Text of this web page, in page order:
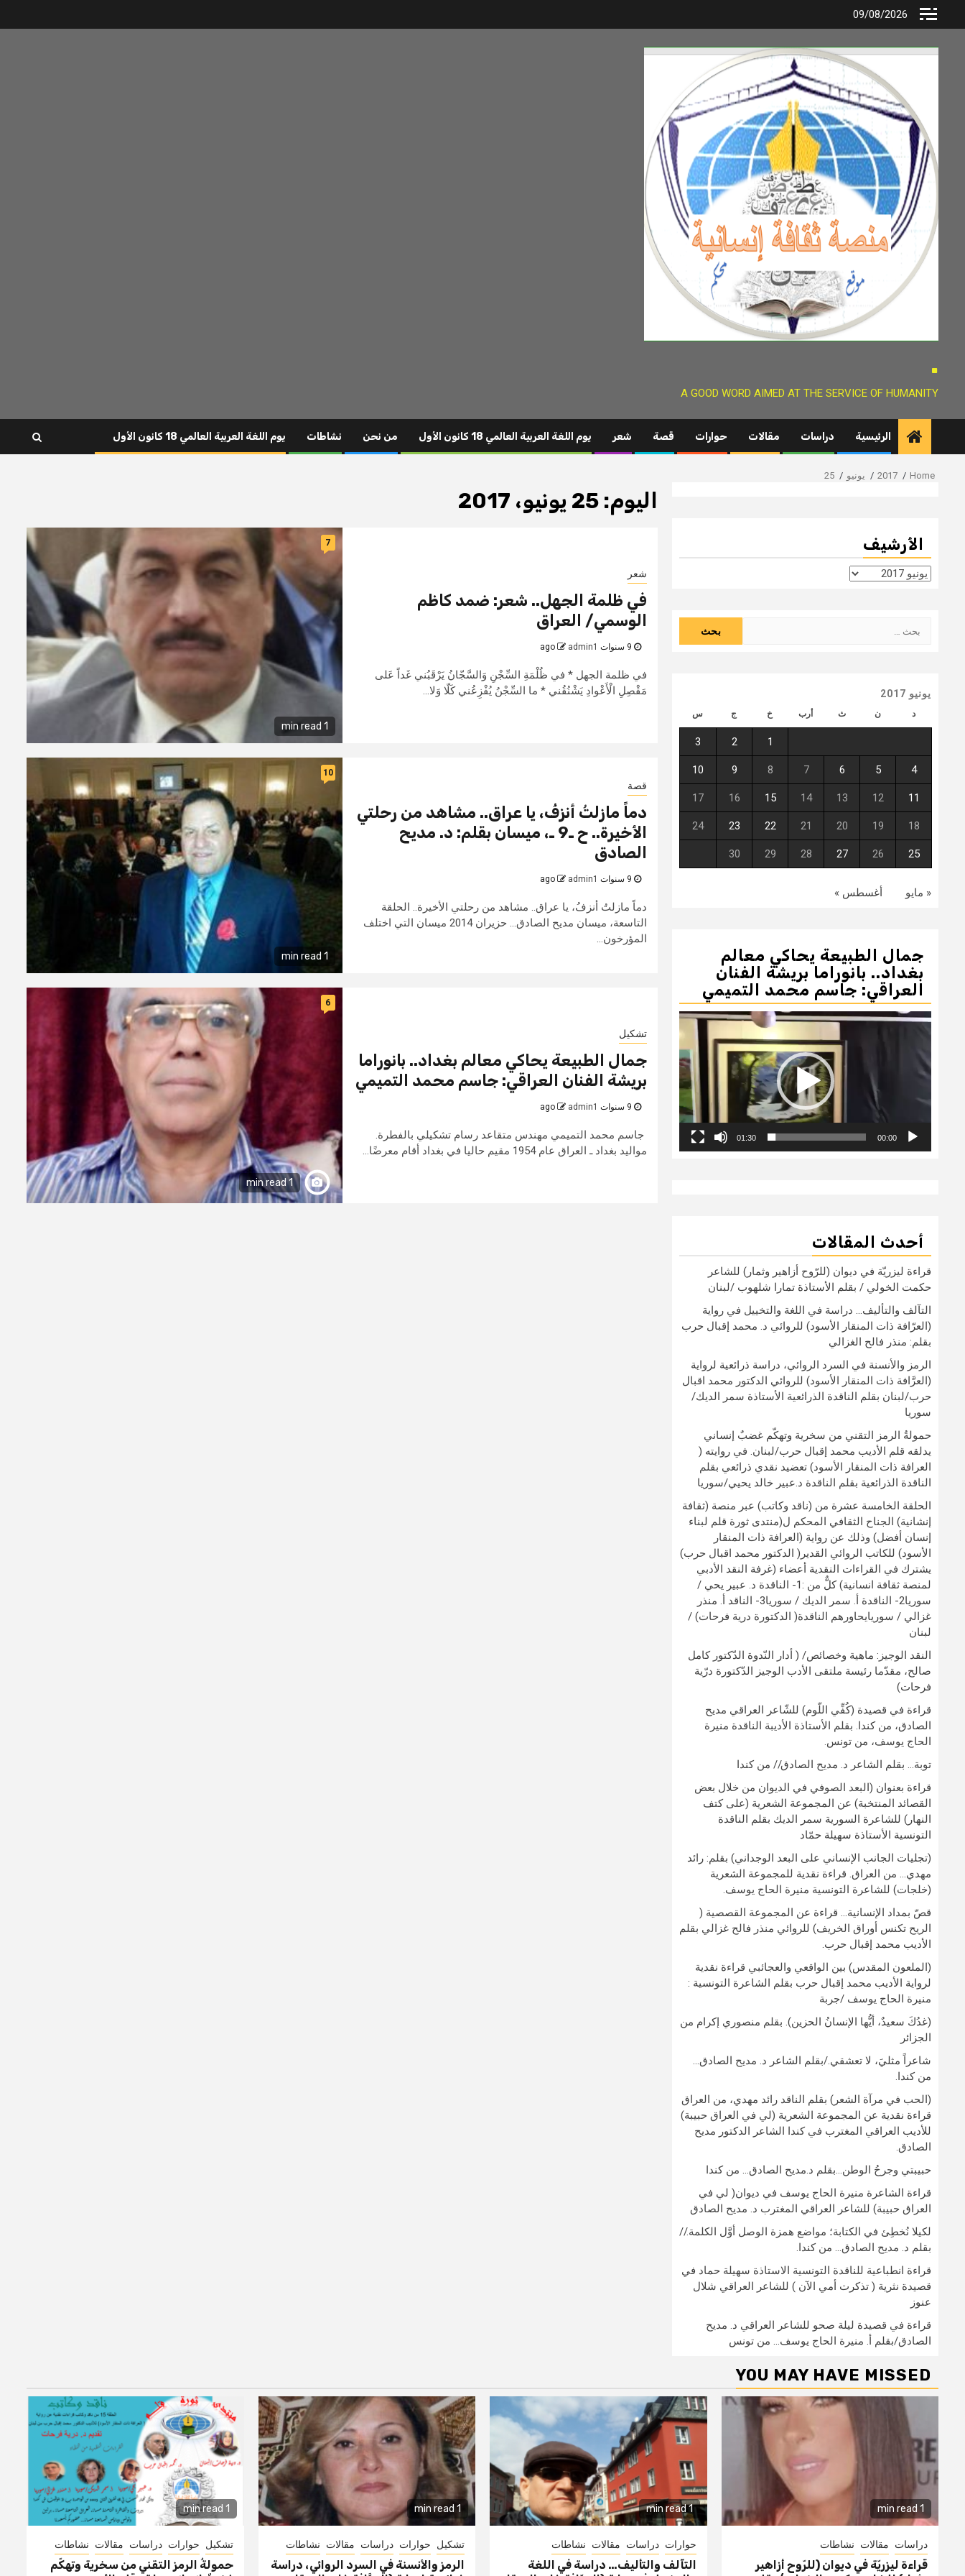
09/08/2026
.
A GOOD WORD AIMED AT THE SERVICE OF HUMANITY
الرئيسية دراسات مقالات حوارات قصة شعر يوم اللغة العربية العالمي 18 كانون الأول من نحن نشاطات يوم اللغة العربية العالمي 18 كانون الأول
Home
2017 يونيو 25
اليوم: 25 يونيو، 2017
1 min read
7
شعر
في ظلمة الجهل.. شعر: ضمد كاظم
الوسمي/ العراق
admin1
في ظلمة الجهل * في ظُلْمَةِ السِّجْنِ وَالسَّجّانُ يَرْقَبُني غَداً عَلى
مَقْصِلِ الْأَعْوادِ يَشْنُقُني * ما السِّجْنُ يُفْزِعُني كَلّا وَلا...
1 min read
10
قصة
دماً مازلتُ أنزفُ، يا عراق.. مشاهد من رحلتي
الأخيرة.. ح ـ9 ـ، ميسان بقلم: د. مديح
الصادق
admin1
دماً مازلتُ أنزفُ، يا عراق.. مشاهد من رحلتي الأخيرة.. الحلقة
التاسعة، ميسان مديح الصادق... حزيران 2014 ميسان التي اختلف
المؤرخون...
1 min read
6
تشكيل
جمال الطبيعة يحاكي معالم بغداد.. بانوراما
بريشة الفنان العراقي: جاسم محمد التميمي
admin1
جاسم محمد التميمي مهندس متقاعد رسام تشكيلي بالفطرة.
مواليد بغداد ـ العراق عام 1954 مقيم حاليا في بغداد أقام معرضًا...
الأرشيف
الأرشيف
يونيو 2017
د ن ث أرب خ ج س
1
2
3
4
5
6
7
8
9
10
11
12
13
14
15
16
17
18
19
20
21
22
23
24
25
26
27
28
29
30
« مايو أغسطس »
جمال الطبيعة يحاكي معالم
بغداد.. بانوراما بريشة الفنان
العراقي: جاسم محمد التميمي
مشغل
00:00
01:30
أحدث المقالات
قراءة ليزريّة في ديوان (للرّوح أزاهير وثمار) للشاعر
حكمت الخولي / بقلم الأستاذة تمارا شلهوب /لبنان
التآلف والتأليف… دراسة في اللغة والتخييل في رواية
(العرّافة ذات المنقار الأسود) للروائي د. محمد إقبال حرب
بقلم: منذر فالح الغزالي
الرمز والأنسنة في السرد الروائي، دراسة ذرائعية لرواية
(العرَّافة ذات المنقار الأسود) للروائي الدكتور محمد اقبال
حرب/لبنان بقلم الناقدة الذرائعية الأستاذة سمر الديك/
سوريا
حمولةُ الرمز التقني من سخرية وتهكّم غضبٌ إنساني
يدلقه قلم الأديب محمد إقبال حرب/لبنان. في روايته (
العرافة ذات المنقار الأسود) تعضيد نقدي ذرائعي بقلم
الناقدة الذرائعية بقلم الناقدة د.عبير خالد يحيي/سوريا
الحلقة الخامسة عشرة من (ناقد وكاتب) عبر منصة (ثقافة
إنشانية) الجناح الثقافي المحكم ل(منتدى ثورة قلم لبناء
إنسان أفضل) وذلك عن رواية (العرافة ذات المنقار
الأسود) للكاتب الروائي القدير( الدكتور محمد اقبال حرب)
يشترك في القراءات النقدية أعضاء (غرفة النقد الأدبي
لمنصة ثقافة انسانية) كلٌّ من :1- الناقدة د. عبير يحي /
سوريا2- الناقدة أ. سمر الديك / سوريا3- الناقد أ. منذر
غزالي / سوريايحاورهم الناقدة( الدكتورة درية فرحات) /
لبنان
النقد الوجيز: ماهية وخصائص/ ( أدار النّدوة الدّكتور كامل
صالح، مقدّما رئيسة ملتقى الأدب الوجيز الدّكتورة درّية
فرحات)
قراءة في قصيدة (كُفِّي اللّوم) للشّاعر العراقي مديح
الصادق، من كندا. بقلم الأستاذة الأديبة الناقدة منيرة
الحاج يوسف، من تونس.
توبة… بقلم الشاعر د. مديح الصادق// من كندا
قراءة بعنوان (البعد الصوفي في الديوان من خلال بعض
القصائد المنتخبة) عن المجموعة الشعرية (على كتف
النهار) للشاعرة السورية سمر الديك بقلم الناقدة
التونسية الأستاذة سهيلة حمّاد
(تجليات الجانب الإنساني على البعد الوجداني) بقلم: رائد
مهدي… من العراق. قراءة نقدية للمجموعة الشعرية
(خلجات) للشاعرة التونسية منيرة الحاج يوسف.
قصّ بمداد الإنسانية… قراءة عن المجموعة القصصية (
الريح تكنس أوراق الخريف) للروائي منذر فالح غزالي بقلم
الأديب محمد إقبال حرب.
(الملعون المقدس) بين الواقعي والعجائبي قراءة نقدية
لرواية الأديب محمد إقبال حرب بقلم الشاعرة التونسية :
منيرة الحاج يوسف /جربة
(غدُكَ سعيدٌ، أيُّها الإنسانُ الحزين). بقلم منصوري إكرام من
الجزائر
شاعراً مثليَ، لا تعشقي./بقلم الشاعر د. مديح الصادق…
من كندا.
(الحب في مرآة الشعر) بقلم الناقد رائد مهدي، من العراق
قراءة نقدية عن المجموعة الشعرية (لي في العراق حبيبة)
للأديب العراقي المغترب في كندا الشاعر الدكتور مديح
الصادق.
حبيبتي وجرحُ الوطن…بقلم د.مديح الصادق… من كندا
قراءة الشاعرة منيرة الحاج يوسف في ديوان( لي في
العراق حبيبة) للشاعر العراقي المغترب د. مديح الصادق
لكيلا نُخطِئ في الكتابة؛ مواضع همزة الوصل أوَّل الكلمة.//
بقلم د. مديح الصادق… من كندا.
قراءة انطباعية للناقدة التونسية الاستاذة سهيلة حماد في
قصيدة نثرية ( تذكرت أمي الآن ) للشاعر العراقي شلال
عنوز
قراءة في قصيدة ليلة صحو للشاعر العراقي د. مديح
الصادق/بقلم أ. منيرة الحاج يوسف… من تونس
YOU MAY HAVE MISSED
1 min read
دراسات مقالات نشاطات
قراءة ليزريّة في ديوان (للرّوح أزاهير
1 min read
حوارات دراسات مقالات نشاطات
التآلف والتأليف… دراسة في اللغة
1 min read
تشكيل حوارات دراسات مقالات نشاطات
الرمز والأنسنة في السرد الروائي، دراسة
1 min read
تشكيل حوارات دراسات مقالات نشاطات
حمولةُ الرمز التقني من سخرية وتهكّم